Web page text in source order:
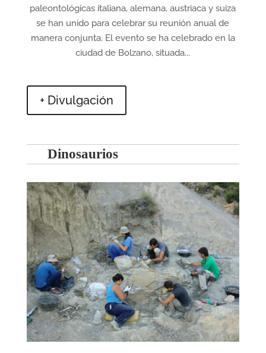
paleontológicas italiana, alemana, austriaca y suiza
se han unido para celebrar su reunión anual de
manera conjunta. El evento se ha celebrado en la
ciudad de Bolzano, situada...
+ Divulgación
Dinosaurios